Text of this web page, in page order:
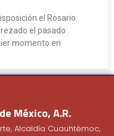
el Rosario
el pasado
momento en
México, A.R.
Alcaldía Cuauhtémoc,